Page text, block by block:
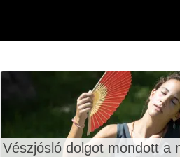
Vészjósló dolgot mondott a